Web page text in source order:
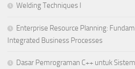
Welding Techniques I
Enterprise Resource Planning:
Integrated Business Processes
Dasar Pemrograman C++ untuk